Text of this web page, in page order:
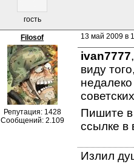
гость
Filosof
Репутация: 1428
Сообщений: 2.109
13 май 2009 в
ivan7777
виду
Пишите в
ссылке в
Излил